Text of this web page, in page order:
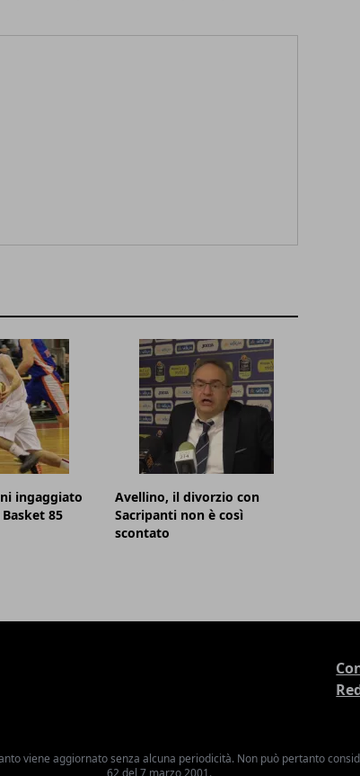
ingaggiato
85
Avellino, il divorzio con
Sacripanti non è così
scontato
viene aggiornato senza alcuna periodicità. Non può pertanto